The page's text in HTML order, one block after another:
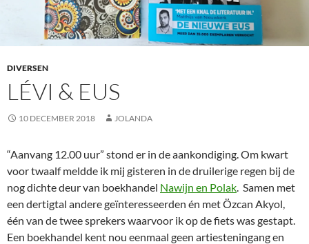
DIVERSEN
LÉVI & EUS
10 DECEMBER 2018 JOLANDA
“Aanvang 12.00 uur” stond er in de aankondiging. Om kwart
voor twaalf meldde ik mij gisteren in de druilerige regen bij de
nog dichte deur van boekhandel Nawijn en Polak . Samen met
een dertigtal andere geïnteresseerden én met Özcan Akyol,
één van de twee sprekers waarvoor ik op de fiets was gestapt.
Een boekhandel kent nou eenmaal geen artiesteningang en